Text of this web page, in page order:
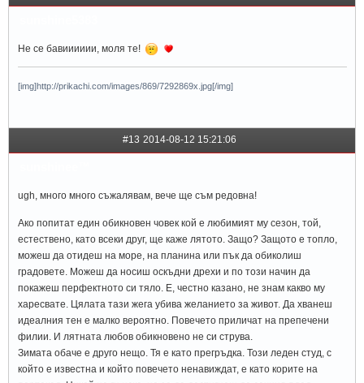
Не се бавииииии, моля те!
[img]http://prikachi.com/images/869/7292869x.jpg[/img]
#13 2014-08-12 15:21:06
ugh, много много съжалявам, вече ще съм редовна!
Ако попитат един обикновен човек кой е любимият му сезон, той,
естествено, като всеки друг, ще каже лятото. Защо? Защото е топло,
можеш да отидеш на море, на планина или пък да обиколиш
градовете. Можеш да носиш оскъдни дрехи и по този начин да
покажеш перфектното си тяло. Е, честно казано, не знам какво му
харесвате. Цялата тази жега убива желанието за живот. Да хванеш
идеалния тен е малко вероятно. Повечето приличат на препечени
филии. И лятната любов обикновено не си струва.
Зимата обаче е друго нещо. Тя е като прегръдка. Този леден студ, с
който е известна и който повечето ненавиждат, е като корите на